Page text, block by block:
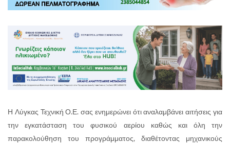
Η Λύγκας Τεχνική Ο.Ε. σας ενημερώνει ότι αναλαμβάνει αιτήσεις για
την εγκατάσταση του φυσικού αερίου καθώς και όλη την
παρακολούθηση του προγράμματος, διαθέτοντας μηχανικούς